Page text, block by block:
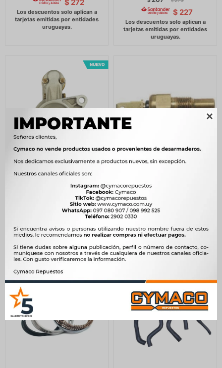

$ 272
$ 227
SHINERAY 1.0 12V
8D=STR.3031 -
$ 4.611
CHANA DFM -
$348